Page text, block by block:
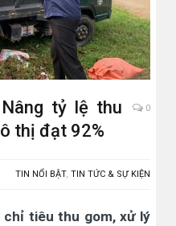
tỷ lệ thu
thị đạt 92%
0
TIN NỔI BẬT, TIN TỨC & SỰ KIỆN
tiêu thu gom, xử lý